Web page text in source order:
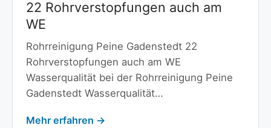
22 Rohrverstopfungen auch am
WE
Rohrreinigung Peine Gadenstedt 22
Rohrverstopfungen auch am WE
Wasserqualität bei der Rohrreinigung Peine
Gadenstedt Wasserqualität…
Mehr erfahren →